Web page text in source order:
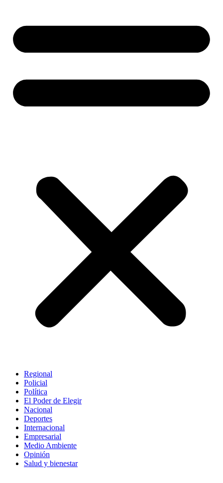
Regional
Policial
Política
El Poder de Elegir
Nacional
Deportes
Internacional
Empresarial
Medio Ambiente
Opinión
Salud y bienestar